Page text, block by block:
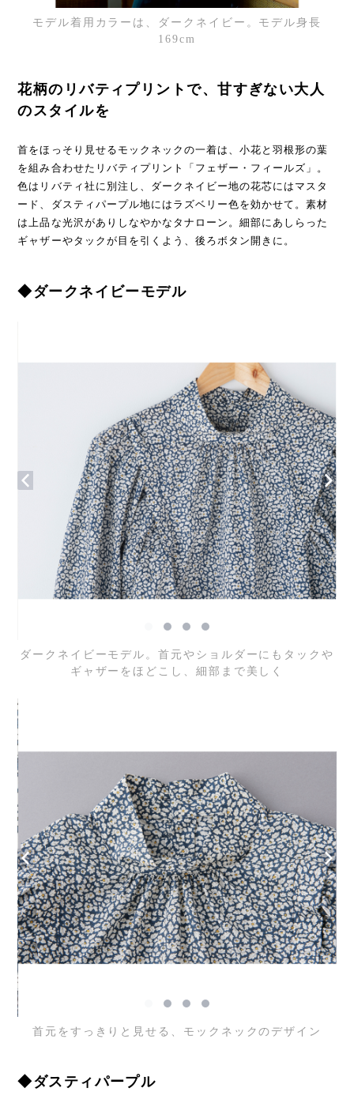
モデル着用カラーは、ダークネイビー。モデル身長
169cm
花柄のリバティプリントで、甘すぎない大人
のスタイルを
首をほっそり見せるモックネックの一着は、小花と羽根形の葉
を組み合わせたリバティプリント「フェザー・フィールズ」。
色はリバティ社に別注し、ダークネイビー地の花芯にはマスタ
ード、ダスティパープル地にはラズベリー色を効かせて。素材
は上品な光沢がありしなやかなタナローン。細部にあしらった
ギャザーやタックが目を引くよう、後ろボタン開きに。
◆ダークネイビーモデル
ダークネイビーモデル。首元やショルダーにもタックや
ギャザーをほどこし、細部まで美しく
首元をすっきりと見せる、モックネックのデザイン
◆ダスティパープル